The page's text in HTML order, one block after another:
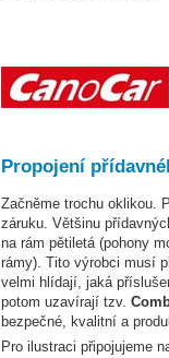
Propojení
Začněme trochu oklikou.
záruku. Většinu
na rám pětiletá (pohony
rámy). Tito výrobci musí
velmi hlídají, jaká
potom uzavírají tzv.
bezpečné, kvalitní a
Pro ilustraci připojujeme